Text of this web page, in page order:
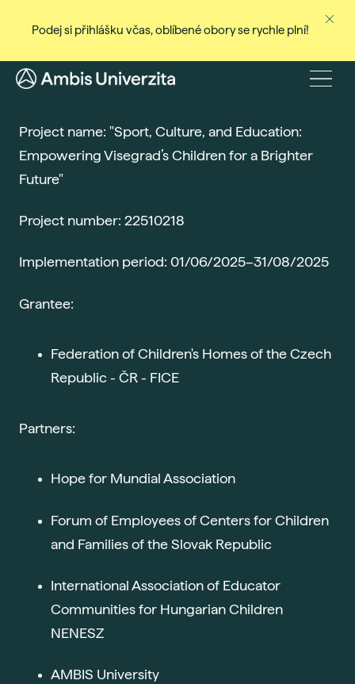
Menu
Project name: "Sport, Culture, and Education:
Empowering Visegrad’s Children for a Brighter
Future"
Project number: 22510218
Implementation period: 01/06/2025–31/08/2025
Grantee:
Federation of Children's Homes of the Czech
Republic - ČR - FICE
Partners:
Hope for Mundial Association
Forum of Employees of Centers for Children
and Families of the Slovak Republic
International Association of Educator
Communities for Hungarian Children
NENESZ
AMBIS University
Podej si přihlášku včas, oblíbené obory se rychle plní!